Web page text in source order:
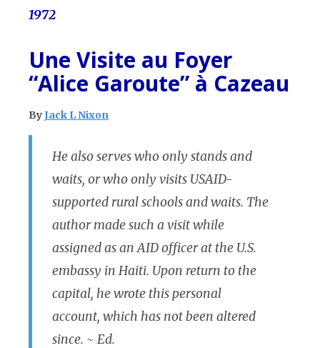
1972
Une Visite au Foyer
“Alice Garoute” à Cazeau
ByJack L Nixon
He also serves who only stands and
waits, or who only visits USAID-
supported rural schools and waits. The
author made such a visit while
assigned as an AID officer at the U.S.
embassy in Haiti. Upon return to the
capital, he wrote this personal
account, which has not been altered
since. ~ Ed.